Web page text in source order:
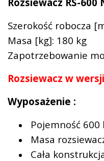
Szerokość robocza
Masa [kg]: 180 kg
Zapotrzebowanie
Rozsiewacz w
Wyposażenie :
Pojemność 600 l
Masa
Cała